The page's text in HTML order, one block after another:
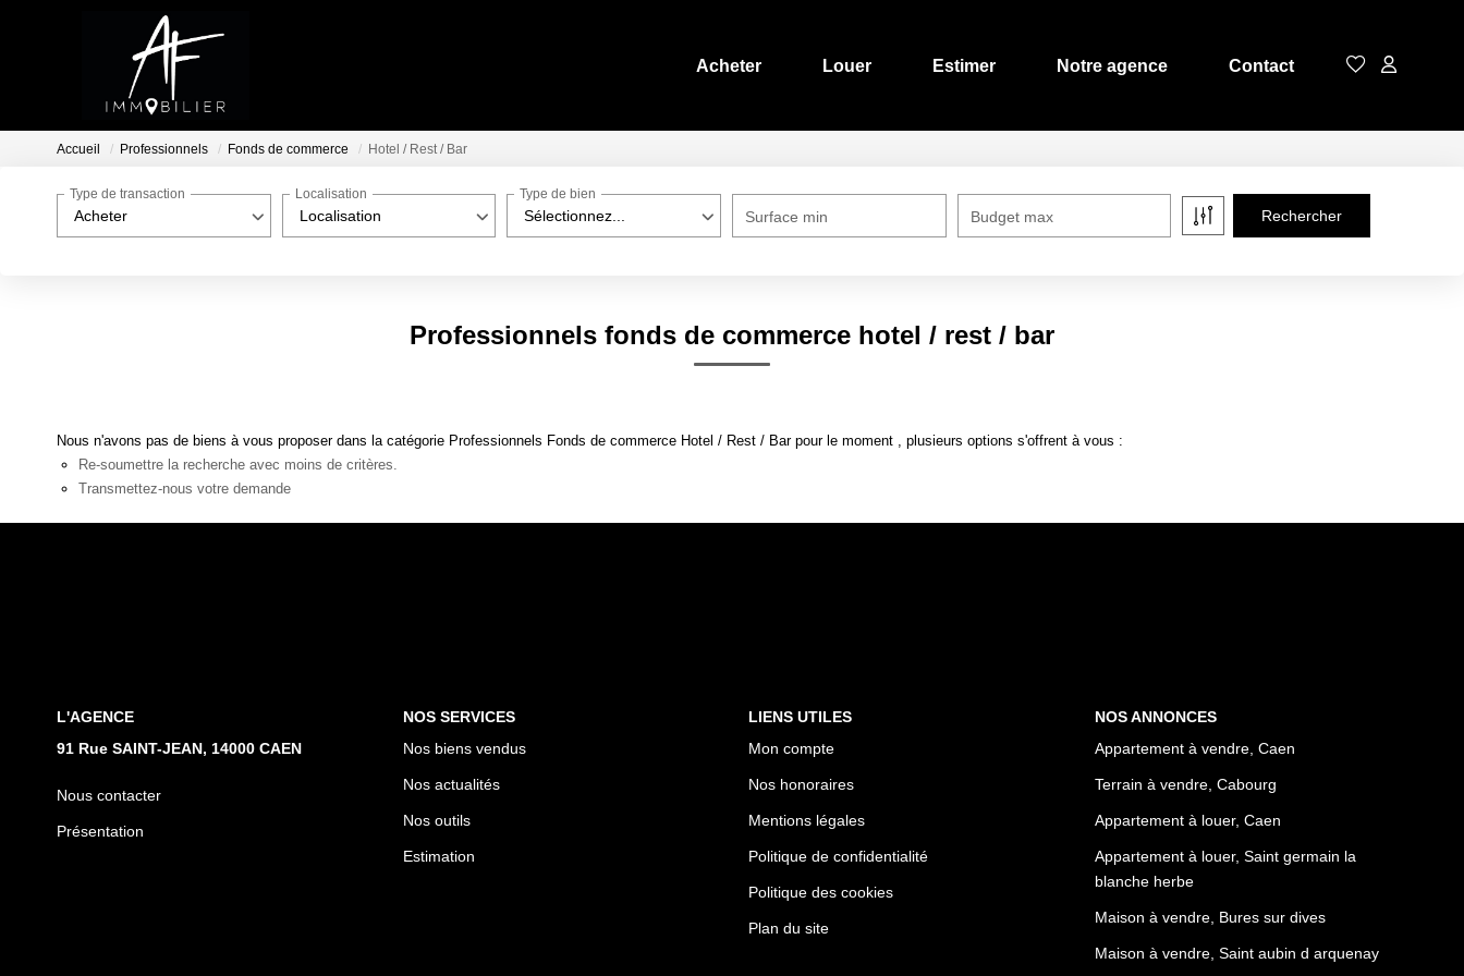
Acheter Louer Estimer Notre agence Contact
Accueil Professionnels Fonds de commerce Hotel / Rest / Bar
Acheter
Type de transaction
Localisation
Localisation
Sélectionnez...
Type de bien
Surface min Budget max
Professionnels fonds de commerce hotel / rest / bar
Nous n'avons pas de biens à vous proposer dans la catégorie Professionnels Fonds de commerce Hotel / Rest / Bar pour le moment , plusieurs options s'offrent à vous :
Re-soumettre la recherche avec moins de critères.
Transmettez-nous votre demande
L'AGENCE
91 Rue SAINT-JEAN, 14000 CAEN
Nous contacter
Présentation
NOS SERVICES
Nos biens vendus
Nos actualités
Nos outils
Estimation
LIENS UTILES
Mon compte
Nos honoraires
Mentions légales
Politique de confidentialité
Politique des cookies
Plan du site
NOS ANNONCES
Appartement à vendre, Caen
Terrain à vendre, Cabourg
Appartement à louer, Caen
Appartement à louer, Saint germain la
blanche herbe
Maison à vendre, Bures sur dives
Maison à vendre, Saint aubin d arquenay